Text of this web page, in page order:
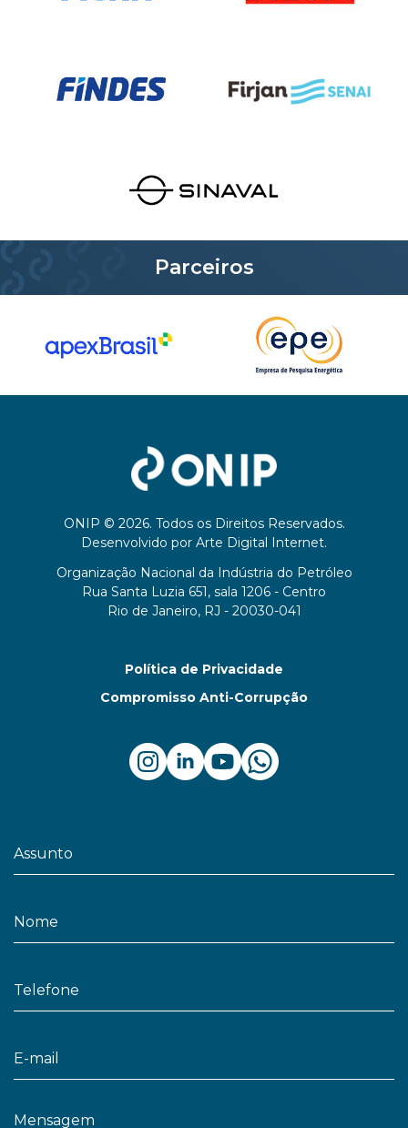
Parceiros
ONIP © 2026. Todos os Direitos Reservados.
Desenvolvido por Arte Digital Internet.
Organização Nacional da Indústria do Petróleo
Rua Santa Luzia 651, sala 1206 - Centro
Rio de Janeiro, RJ - 20030-041
Política de Privacidade
Compromisso Anti-Corrupção